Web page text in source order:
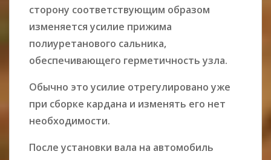
сторону соответствующим образом
изменяется усилие прижима
полиуретанового сальника,
обеспечивающего герметичность узла.
Обычно это усилие отрегулировано уже
при сборке кардана и изменять его нет
необходимости.
После установки вала на автомобиль